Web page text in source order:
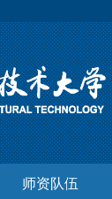
师资队伍